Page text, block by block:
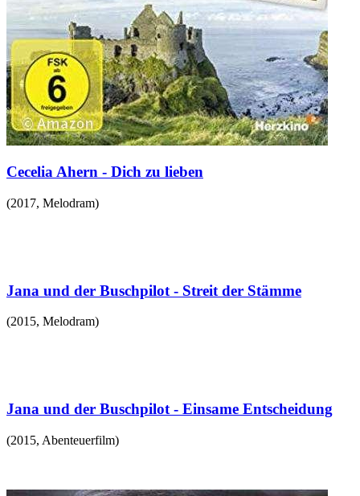
Cecelia Ahern - Dich zu lieben
(2017, Melodram)
Jana und der Buschpilot - Streit der Stämme
(2015, Melodram)
Jana und der Buschpilot - Einsame Entscheidung
(2015, Abenteuerfilm)